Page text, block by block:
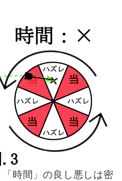
時間」の良し悪しは密